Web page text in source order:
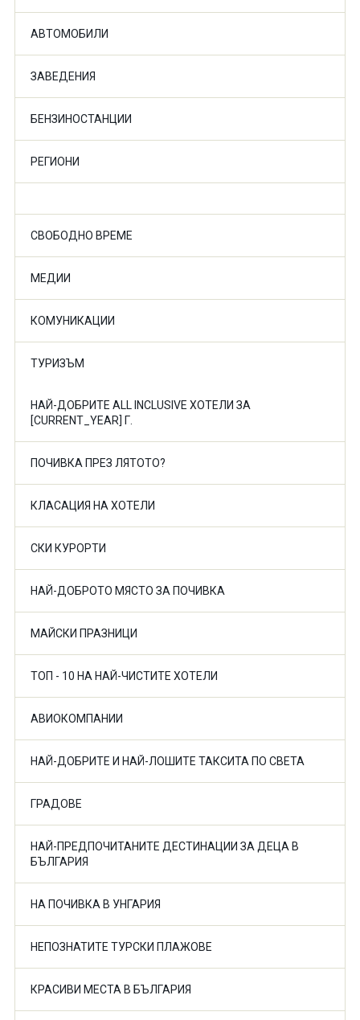
АВТОМОБИЛИ
ЗАВЕДЕНИЯ
БЕНЗИНОСТАНЦИИ
РЕГИОНИ
СВОБОДНО ВРЕМЕ
МЕДИИ
КОМУНИКАЦИИ
ТУРИЗЪМ
НАЙ-ДОБРИТЕ ALL INCLUSIVE ХОТЕЛИ ЗА
[CURRENT_YEAR] Г.
ПОЧИВКА ПРЕЗ ЛЯТОТО?
КЛАСАЦИЯ НА ХОТЕЛИ
СКИ КУРОРТИ
НАЙ-ДОБРОТО МЯСТО ЗА ПОЧИВКА
МАЙСКИ ПРАЗНИЦИ
ТОП - 10 НА НАЙ-ЧИСТИТЕ ХОТЕЛИ
АВИОКОМПАНИИ
НАЙ-ДОБРИТЕ И НАЙ-ЛОШИТЕ ТАКСИТА ПО СВЕТА
ГРАДОВЕ
НАЙ-ПРЕДПОЧИТАНИТЕ ДЕСТИНАЦИИ ЗА ДЕЦА В
БЪЛГАРИЯ
НА ПОЧИВКА В УНГАРИЯ
НЕПОЗНАТИТЕ ТУРСКИ ПЛАЖОВЕ
КРАСИВИ МЕСТА В БЪЛГАРИЯ